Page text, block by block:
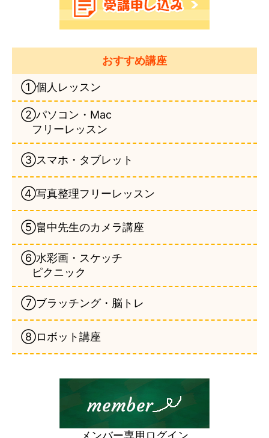
おすすめ講座
①個人レッスン
②パソコン・Mac
フリーレッスン
③スマホ・タブレット
④写真整理フリーレッスン
⑤畠中先生のカメラ講座
⑥水彩画・スケッチ
ピクニック
⑦ブラッチング・脳トレ
⑧ロボット講座
メンバー専用ログイン